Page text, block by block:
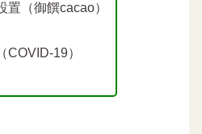
置（御饌cacao）
COVID-19）